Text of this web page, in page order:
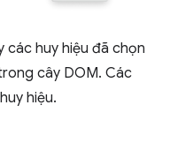
các huy hiệu đã chọn
cây DOM. Các
hiệu.